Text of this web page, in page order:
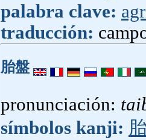
palabra clave:
traducción:
胎盤
pronunciación:
símbolos kanji: